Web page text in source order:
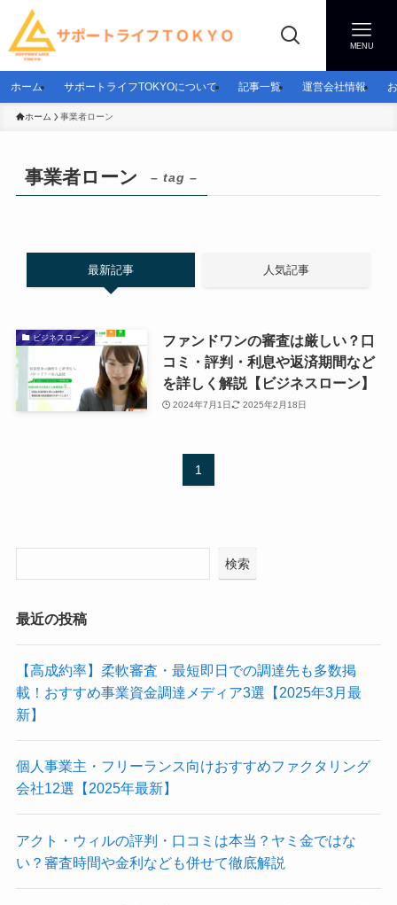
MENU
ホーム サポートライフTOKYOについて 記事一覧 運営会社情報
ホーム 事業者ローン
事業者ローン – tag –
最新記事 人気記事
ビジネスローン
ファンドワンの審査は厳しい？口
コミ・評判・利息や返済期間など
を詳しく解説【ビジネスローン】
2024年7月1日 2025年2月18日
1
検索
最近の投稿
【高成約率】柔軟審査・最短即日での調達先も多数掲
載！おすすめ事業資金調達メディア3選【2025年3月最
新】
個人事業主・フリーランス向けおすすめファクタリング
会社12選【2025年最新】
アクト・ウィルの評判・口コミは本当？ヤミ金ではな
い？審査時間や金利なども併せて徹底解説